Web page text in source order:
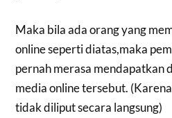
Maka bila ada orang yang
online seperti diatas,maka
pernah merasa mendapatkan
media online tersebut.
tidak diliput secara langsung)